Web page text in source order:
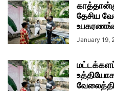
தேசிய
January 19,